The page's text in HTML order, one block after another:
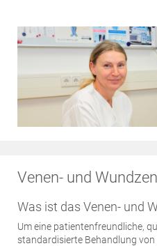
Venen- und
Was ist das Venen- und
Um eine patientenfreundliche,
standardisierte Behandlung